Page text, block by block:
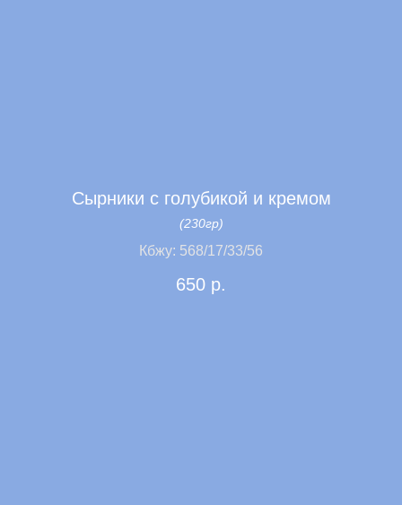
Сырники с голубикой и кремом
(230гр)
Кбжу: 568/17/33/56
650 р.